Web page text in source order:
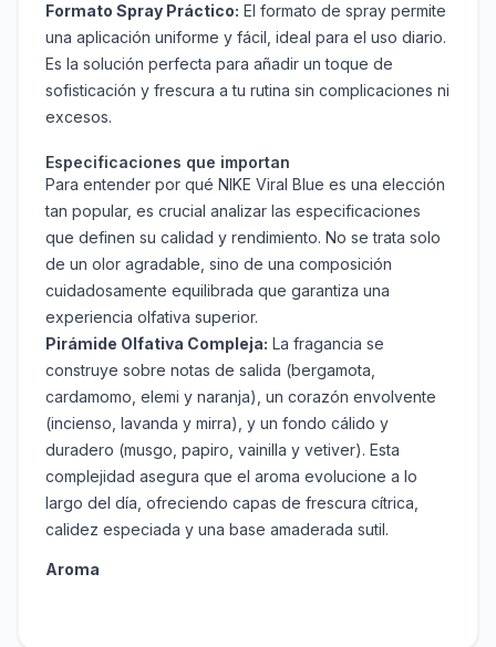
Formato Spray Práctico: El formato de spray permite
una aplicación uniforme y fácil, ideal para el uso diario.
Es la solución perfecta para añadir un toque de
sofisticación y frescura a tu rutina sin complicaciones ni
excesos.
Especificaciones que importan
Para entender por qué NIKE Viral Blue es una elección
tan popular, es crucial analizar las especificaciones
que definen su calidad y rendimiento. No se trata solo
de un olor agradable, sino de una composición
cuidadosamente equilibrada que garantiza una
experiencia olfativa superior.
Pirámide Olfativa Compleja: La fragancia se
construye sobre notas de salida (bergamota,
cardamomo, elemi y naranja), un corazón envolvente
(incienso, lavanda y mirra), y un fondo cálido y
duradero (musgo, papiro, vainilla y vetiver). Esta
complejidad asegura que el aroma evolucione a lo
largo del día, ofreciendo capas de frescura cítrica,
calidez especiada y una base amaderada sutil.
Aroma